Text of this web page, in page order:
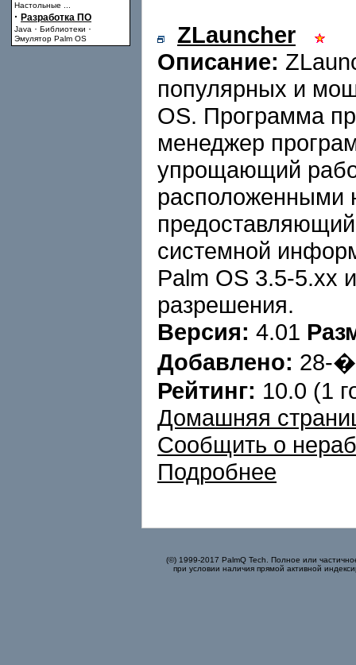
Настольные
· Разработка ПО
Java · Библиотеки ·
Эмулятор Palm OS
ZLauncher
Описание:
популярных и
OS. Программа
менеджер
упрощающий
расположенными
системной
Palm OS 3.5-5.xx
разрешения.
Версия: 4.01
Добавлено: 28-
Рейтинг: 10.0 (1
Домашняя
Сообщить о
Подробнее
(©) 1999-2017 PalmQ Tech. Полное или
при условии наличия прямой активной